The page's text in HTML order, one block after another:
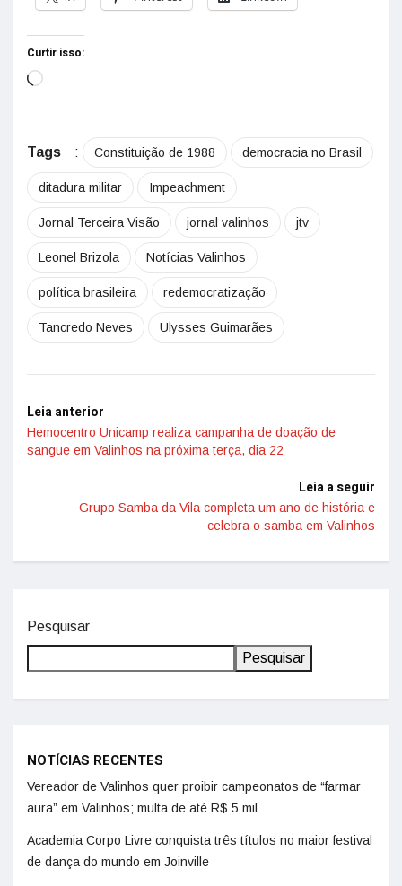
Curtir isso:
Tags : Constituição de 1988 democracia no Brasil
ditadura militar Impeachment
Jornal Terceira Visão jornal valinhos jtv
Leonel Brizola Notícias Valinhos
política brasileira redemocratização
Tancredo Neves Ulysses Guimarães
Leia anterior
Hemocentro Unicamp realiza campanha de doação de
sangue em Valinhos na próxima terça, dia 22
Leia a seguir
Grupo Samba da Vila completa um ano de história e
celebra o samba em Valinhos
Pesquisar
Pesquisar
NOTÍCIAS RECENTES
Vereador de Valinhos quer proibir campeonatos de “farmar
aura” em Valinhos; multa de até R$ 5 mil
Academia Corpo Livre conquista três títulos no maior festival
de dança do mundo em Joinville